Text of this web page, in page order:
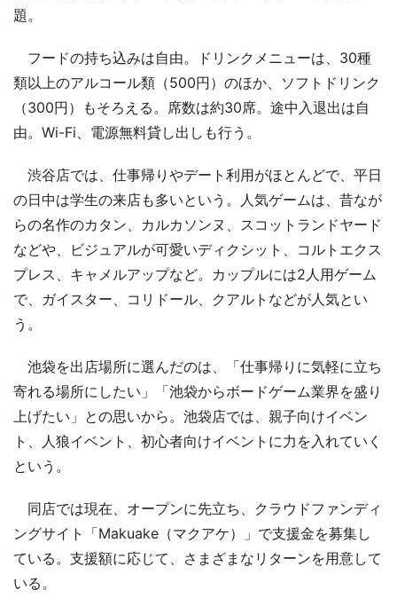
題。
フードの持ち込みは自由。ドリンクメニューは、30種
類以上のアルコール類（500円）のほか、ソフトドリンク
（300円）もそろえる。席数は約30席。途中入退出は自
由。Wi-Fi、電源無料貸し出しも行う。
渋谷店では、仕事帰りやデート利用がほとんどで、平日
の日中は学生の来店も多いという。人気ゲームは、昔なが
らの名作のカタン、カルカソンヌ、スコットランドヤード
などや、ビジュアルが可愛いディクシット、コルトエクス
プレス、キャメルアップなど。カップルには2人用ゲーム
で、ガイスター、コリドール、クアルトなどが人気とい
う。
池袋を出店場所に選んだのは、「仕事帰りに気軽に立ち
寄れる場所にしたい」「池袋からボードゲーム業界を盛り
上げたい」との思いから。池袋店では、親子向けイベン
ト、人狼イベント、初心者向けイベントに力を入れていく
という。
同店では現在、オープンに先立ち、クラウドファンディ
ングサイト「Makuake（マクアケ）」で支援金を募集し
ている。支援額に応じて、さまざまなリターンを用意して
いる。